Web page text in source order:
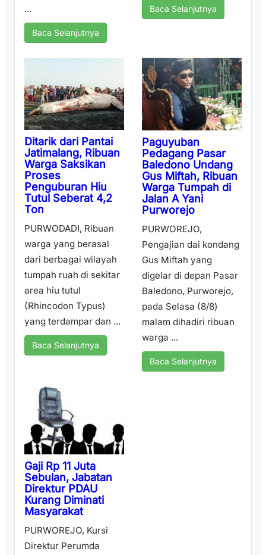
...
Baca Selanjutnya
Baca Selanjutnya
Ditarik dari Pantai
Jatimalang, Ribuan
Warga Saksikan
Proses
Penguburan Hiu
Tutul Seberat 4,2
Ton
PURWODADI, Ribuan
warga yang berasal
dari berbagai wilayah
tumpah ruah di sekitar
area hiu tutul
(Rhincodon Typus)
yang terdampar dan ...
Baca Selanjutnya
Paguyuban
Pedagang Pasar
Baledono Undang
Gus Miftah, Ribuan
Warga Tumpah di
Jalan A Yani
Purworejo
PURWOREJO,
Pengajian dai kondang
Gus Miftah yang
digelar di depan Pasar
Baledono, Purworejo,
pada Selasa (8/8)
malam dihadiri ribuan
warga ...
Baca Selanjutnya
Gaji Rp 11 Juta
Sebulan, Jabatan
Direktur PDAU
Kurang Diminati
Masyarakat
PURWOREJO, Kursi
Direktur Perumda